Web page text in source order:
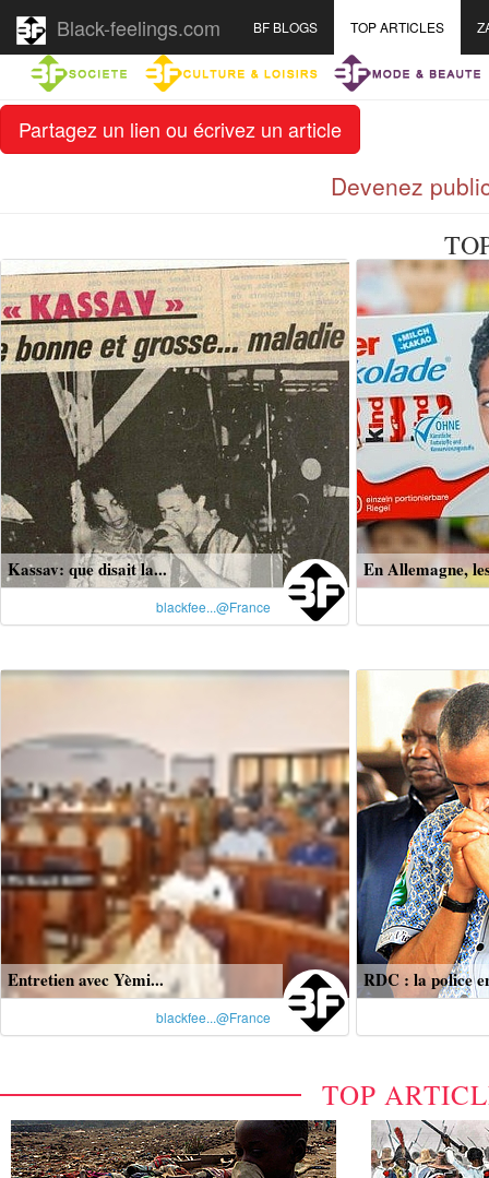
Partagez un lien ou écrivez un article
Black-feelings.com BF BLOGS TOP ARTICLES
Devenez
Kassav: que disait la...
blackfee...@France
En Allemagne,
Entretien avec Yèmi...
blackfee...@France
RDC : la police
TOP